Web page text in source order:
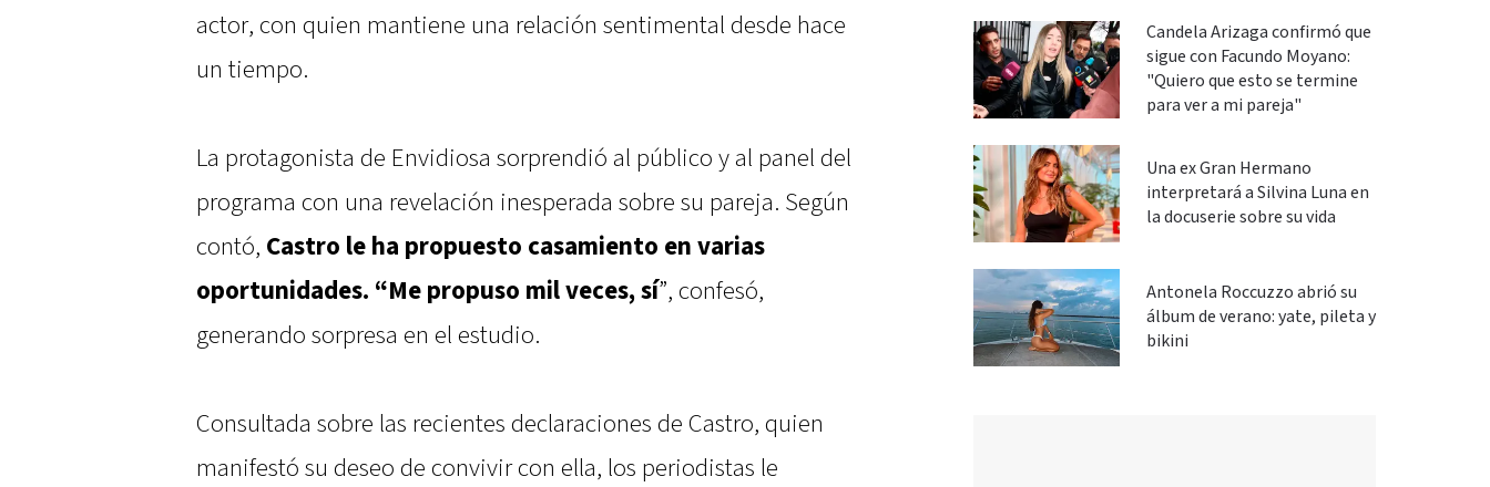
actor, con quien mantiene una relación sentimental desde hace
un tiempo.
La protagonista de Envidiosa sorprendió al público y al panel del
programa con una revelación inesperada sobre su pareja. Según
contó, Castro le ha propuesto casamiento en varias
oportunidades. “Me propuso mil veces, sí”, confesó,
generando sorpresa en el estudio.
Consultada sobre las recientes declaraciones de Castro, quien
manifestó su deseo de convivir con ella, los periodistas le
Candela Arizaga confirmó que
sigue con Facundo Moyano:
"Quiero que esto se termine
para ver a mi pareja"
Una ex Gran Hermano
interpretará a Silvina Luna en
la docuserie sobre su vida
Antonela Roccuzzo abrió su
álbum de verano: yate, pileta y
bikini